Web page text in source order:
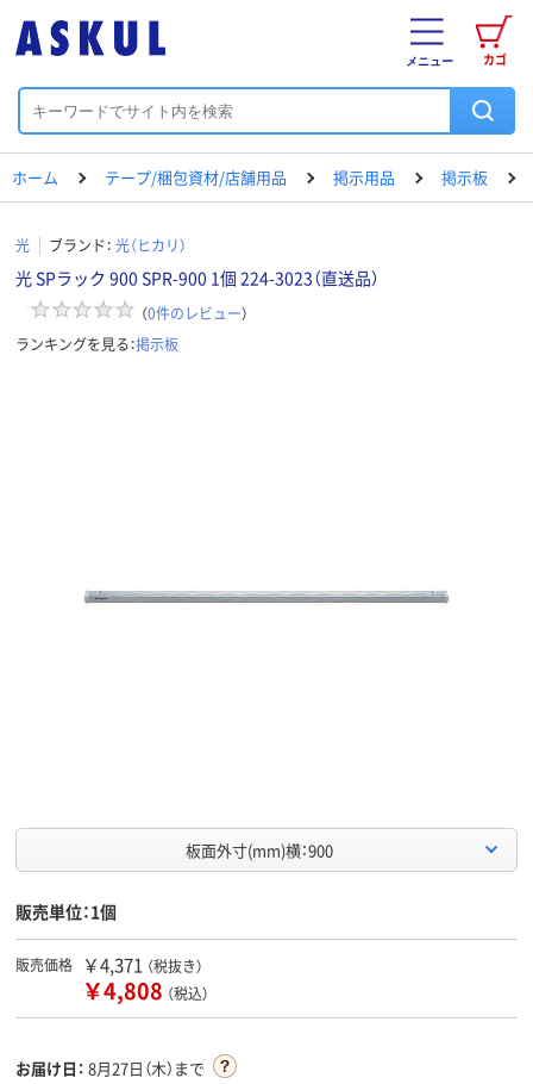
カゴ
メニュー
ホーム テープ/梱包資材/店舗用品 掲示用品 掲示板
光 ブランド： 光（ヒカリ）
光 SPラック 900 SPR-900 1個 224-3023（直送品）
（0件のレビュー）
ランキングを見る：掲示板
板面外寸(mm)横：900
販売単位：1個
販売価格 ￥4,371 （税抜き）
￥4,808 （税込）
お届け日： 8月27日（木）まで